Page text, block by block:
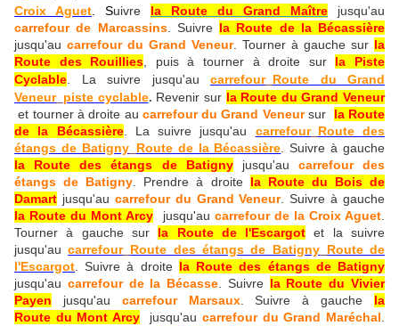
Croix Aguet . Suivre la Route du Grand Maître
jusqu'au
carrefour de Marcassins. Suivre la Route de la Bécassière
jusqu'au carrefour du Grand Veneur. Tourner à gauche sur la
Route des Rouillies , puis à tourner à droite sur la Piste
Cyclable . La suivre jusqu'au carrefour_Route du Grand
Veneur_piste cyclable. Revenir sur la Route du Grand Veneur
et tourner à droite au carrefour du Grand Veneursur la Route
de la Bécassière. La suivre jusqu'au carrefour_Route des
étangs de Batigny_Route de la Bécassière . Suivre à gauche
la Route des étangs de Batignyjusqu'au carrefour des
étangs de Batigny . Prendre à droite la Route du Bois de
Damart jusqu'au carrefour du Grand Veneur. Suivre à gauche
la Route du Mont Arcy jusqu'au carrefour de la Croix Aguet
Tourner à gauche sur la Route de l'Escargot et la suivre
jusqu'aucarrefour_Route des étangs de Batigny_Route de
l'Escargot . Suivre à droite la Route des étangs de Batigny
jusqu'au carrefour de la Bécasse . Suivre la Route du Vivier
Payen jusqu'au carrefour Marsaux. Suivre à gauche la
Route du Mont Arcy jusqu'au carrefour du Grand Maréchal